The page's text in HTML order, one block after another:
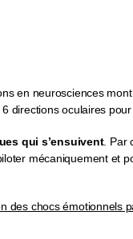
en neurosciences
oculaires
qui s’ensuivent. Par
mécaniquement et
des chocs émotionnels